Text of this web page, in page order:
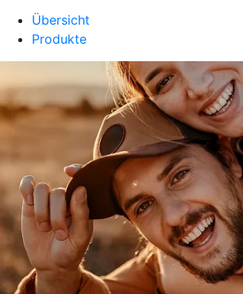
Übersicht
Produkte